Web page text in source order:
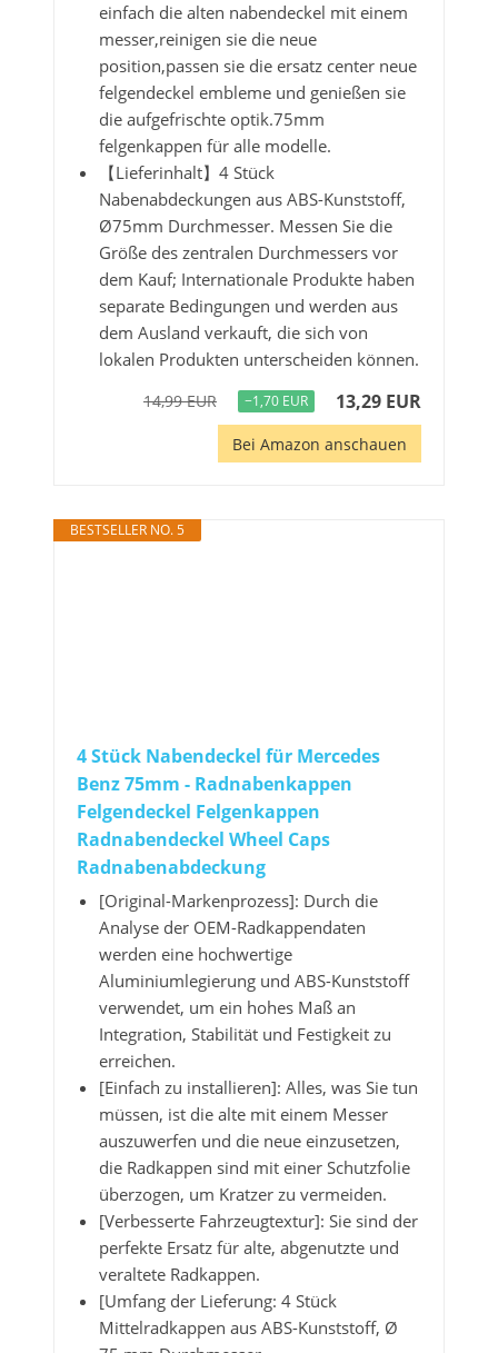
einfach die alten nabendeckel mit einem
messer,reinigen sie die neue
position,passen sie die ersatz center neue
felgendeckel embleme und genießen sie
die aufgefrischte optik.75mm
felgenkappen für alle modelle.
【Lieferinhalt】4 Stück
Nabenabdeckungen aus ABS-Kunststoff,
Ø75mm Durchmesser. Messen Sie die
Größe des zentralen Durchmessers vor
dem Kauf; Internationale Produkte haben
separate Bedingungen und werden aus
dem Ausland verkauft, die sich von
lokalen Produkten unterscheiden können.
14,99 EUR −1,70 EUR 13,29 EUR
Bei Amazon anschauen
BESTSELLER NO. 5
4 Stück Nabendeckel für Mercedes
Benz 75mm - Radnabenkappen
Felgendeckel Felgenkappen
Radnabendeckel Wheel Caps
Radnabenabdeckung
[Original-Markenprozess]: Durch die
Analyse der OEM-Radkappendaten
werden eine hochwertige
Aluminiumlegierung und ABS-Kunststoff
verwendet, um ein hohes Maß an
Integration, Stabilität und Festigkeit zu
erreichen.
[Einfach zu installieren]: Alles, was Sie tun
müssen, ist die alte mit einem Messer
auszuwerfen und die neue einzusetzen,
die Radkappen sind mit einer Schutzfolie
überzogen, um Kratzer zu vermeiden.
[Verbesserte Fahrzeugtextur]: Sie sind der
perfekte Ersatz für alte, abgenutzte und
veraltete Radkappen.
[Umfang der Lieferung: 4 Stück
Mittelradkappen aus ABS-Kunststoff, Ø